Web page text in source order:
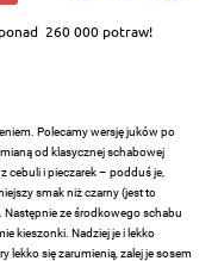
260 000 potraw!
Polecamy wersję juków po
od klasycznej schabowej
cebuli i pieczarek – podduś je,
smak niż czarny (jest to
Następnie ze środkowego schabu
kieszonki. Nadziej je i lekko
lekko się zarumienią, zalej je sosem